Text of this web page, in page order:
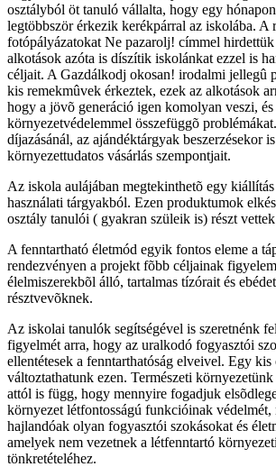
osztályból öt tanuló vállalta, hogy egy
legtöbbször érkezik kerékpárral az iskolába. A
fotópályázatokat Ne pazarolj! címmel
alkotások azóta is díszítik iskolánkat ezzel is
céljait. A Gazdálkodj okosan! irodalmi jellegû
kis remekmûvek érkeztek, ezek az alkotások
hogy a jövõ generáció igen komolyan veszi,
környezetvédelemmel összefüggõ
díjazásánál, az ajándéktárgyak beszerzésekor
környezettudatos vásárlás szempontjait.
Az iskola aulájában megtekinthetõ egy
használati tárgyakból. Ezen produktumok
osztály tanulói ( gyakran szüleik is) részt
A fenntartható életmód egyik fontos eleme a
rendezvényen a projekt fõbb céljainak
élelmiszerekbõl álló, tartalmas tízórait és
résztvevõknek.
Az iskolai tanulók segítségével is szeretnénk
figyelmét arra, hogy az uralkodó fogyasztói
ellentétesek a fenntarthatóság elveivel. Egy kis
változtathatunk ezen. Természeti
attól is függ, hogy mennyire fogadjuk
környezet létfontosságú funkcióinak
hajlandóak olyan fogyasztói szokásokat és
amelyek nem vezetnek a létfenntartó
tönkretételéhez.